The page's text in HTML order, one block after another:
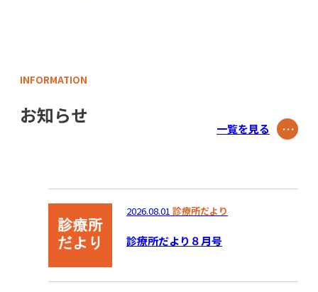
INFORMATION
お知らせ
一覧を見る ･･･
2026.08.01 診療所だより
診療所だより８月号